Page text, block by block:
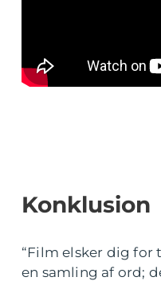
Konklusion
“Film elsker dig for
en samling af ord;